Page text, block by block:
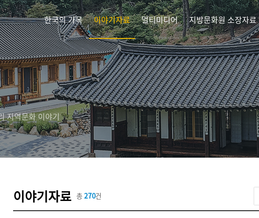
한국의 가옥 이야기자료 멀티미디어 지방문화원 소장자료
지역문화 이야기
이야기자료 총270건